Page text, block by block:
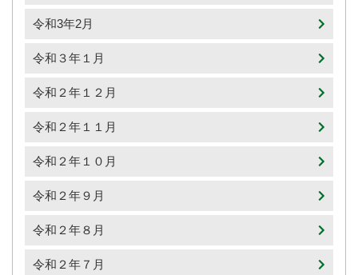
令和3年2月
令和３年１月
令和２年１２月
令和２年１１月
令和２年１０月
令和２年９月
令和２年８月
令和２年７月